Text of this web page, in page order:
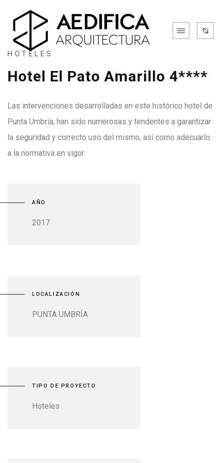
HOTELES
Hotel El Pato Amarillo 4****
Las intervenciones desarrolladas en este histórico hotel de
Punta Umbría, han sido numerosas y tendentes a garantizar
la seguridad y correcto uso del mismo, así como adecuarlo
a la normativa en vigor.
AÑO
2017
LOCALIZACIÓN
PUNTA UMBRÍA
TIPO DE PROYECTO
Hoteles